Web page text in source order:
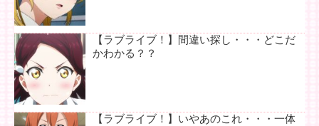
【ラブライブ！】間違い探し・・・どこだ
かわかる？？
【ラブライブ！】いやあのこれ・・・一体